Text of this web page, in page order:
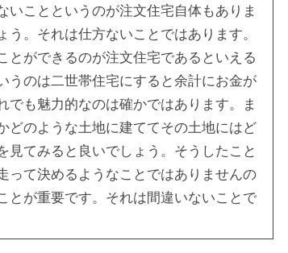
ことというのが注文住宅自体もありま
。それは仕方ないことではあります。
とができるのが注文住宅であるといえる
うのは二世帯住宅にすると余計にお金が
も魅力的なのは確かではあります。ま
どのような土地に建ててその土地にはど
てみると良いでしょう。そうしたこと
って決めるようなことではありませんの
とが重要です。それは間違いないことで